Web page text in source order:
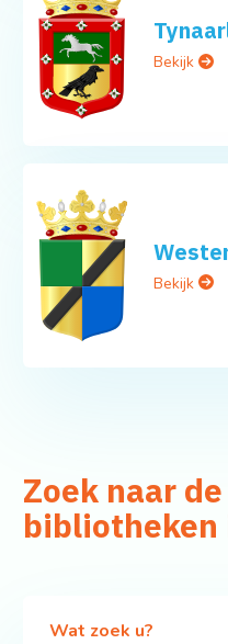
Bekijk
Bekijk
Zoek naar
bibliotheken
Wat zoek u?